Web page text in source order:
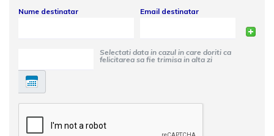
Nume destinatar Email destinatar
Selectati data in cazul in care doriti ca
felicitarea sa fie trimisa in alta zi